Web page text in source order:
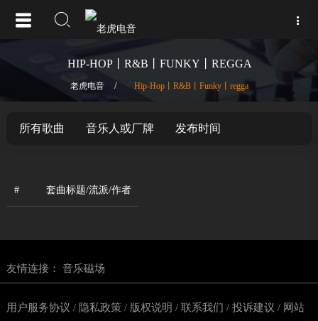
HIP-HOP丨R&B丨FUNKY丨REGGA
老虎电音 / Hip-Hop丨R&B丨Funky丨regga
所有歌曲 音乐人或厂牌 发布时间
# 套曲标题/流派/作者
友情连接： 音乐磁场
用户服务协议 / 隐私政策 / 版权说明 / 联系我们 / 投诉建议 / 网站